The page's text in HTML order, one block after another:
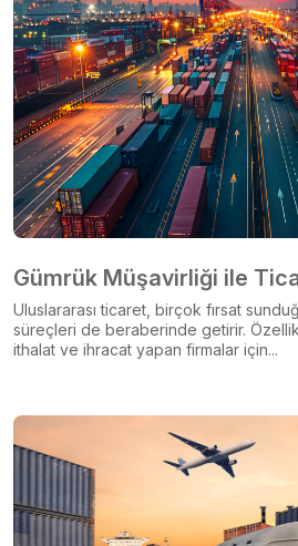
Gümrük Müşavirliği ile
Uluslararası ticaret, birçok fırsat
süreçleri de beraberinde getirir.
ithalat ve ihracat yapan firmalar için...